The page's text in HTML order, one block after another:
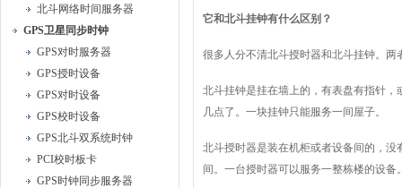
北斗网络时间服务器
GPS卫星同步时钟
GPS对时服务器
GPS授时设备
GPS对时设备
GPS校时设备
GPS北斗双系统时钟
PCI校时板卡
GPS时钟同步服务器
它和北斗挂钟有什么区别？
很多人分不清北斗授时器和北斗挂钟。两
北斗挂钟是挂在墙上的，有表盘有指针
几点了。一块挂钟只能服务一间屋子。
北斗授时器是装在机柜或者设备间的，
间。一台授时器可以服务一整栋楼的设备